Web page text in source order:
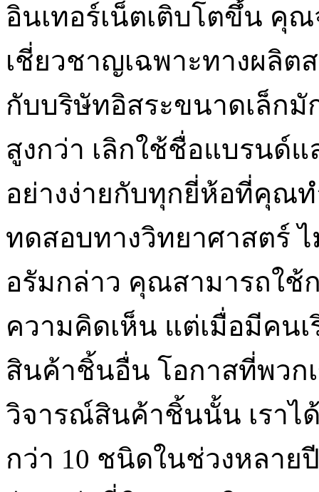
อินเทอร์เน็ตเติบโตขึ้น คุ
เชี่ยวชาญเฉพาะทางผลิ
กับบริษัทอิสระขนาดเล็ก
สูงกว่า เลิกใช้ชื่อแบรนด์แ
อย่างง่ายกับทุกยี่ห้อที่คุณ
ทดสอบทางวิทยาศาสตร์
อรัมกล่าว คุณสามารถใช้
ความคิดเห็น แต่เมื่อมีคน
สินค้าชิ้นอื่น โอกาสที่พวก
วิจารณ์สินค้าชิ้นนั้น เราไ
กว่า 10 ชนิดในช่วงหลา